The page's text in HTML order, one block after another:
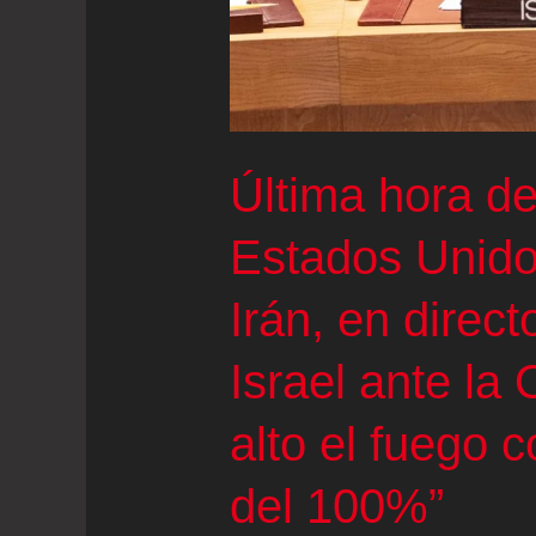
“pisar
acelerador”
en
la
ofensiva
contra
en
Líbano
Última hora
Estados
Irán, en
Israel ante la
alto el fuego
del 100%”